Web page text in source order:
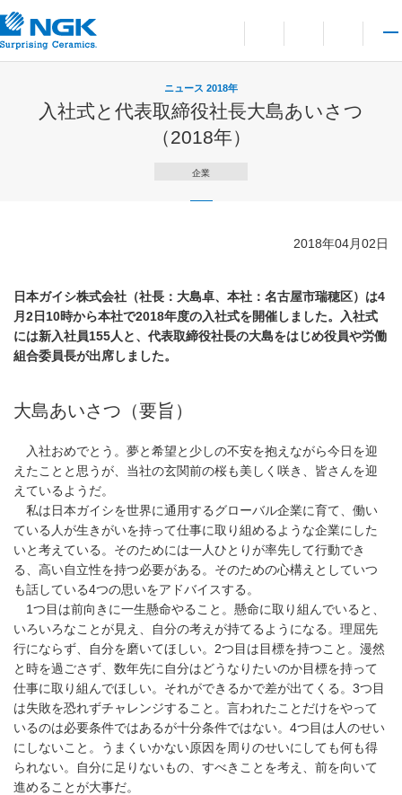
言語切り替えメニュー
サイト内検索を開
お問い合わせ
メイ
ニュース 2018年
入社式と代表取締役社長大島あいさつ
（2018年）
企業
2018年04月02日
日本ガイシ株式会社（社長：大島卓、本社：名古屋市瑞穂区）は4
月2日10時から本社で2018年度の入社式を開催しました。入社式
には新入社員155人と、代表取締役社長の大島をはじめ役員や労働
組合委員長が出席しました。
大島あいさつ（要旨）
入社おめでとう。夢と希望と少しの不安を抱えながら今日を迎
えたことと思うが、当社の玄関前の桜も美しく咲き、皆さんを迎
えているようだ。
私は日本ガイシを世界に通用するグローバル企業に育て、働い
ている人が生きがいを持って仕事に取り組めるような企業にした
いと考えている。そのためには一人ひとりが率先して行動でき
る、高い自立性を持つ必要がある。そのための心構えとしていつ
も話している4つの思いをアドバイスする。
1つ目は前向きに一生懸命やること。懸命に取り組んでいると、
いろいろなことが見え、自分の考えが持てるようになる。理屈先
行にならず、自分を磨いてほしい。2つ目は目標を持つこと。漫然
と時を過ごさず、数年先に自分はどうなりたいのか目標を持って
仕事に取り組んでほしい。それができるかで差が出てくる。3つ目
は失敗を恐れずチャレンジすること。言われたことだけをやって
いるのは必要条件ではあるが十分条件ではない。4つ目は人のせい
にしないこと。うまくいかない原因を周りのせいにしても何も得
られない。自分に足りないもの、すべきことを考え、前を向いて
進めることが大事だ。